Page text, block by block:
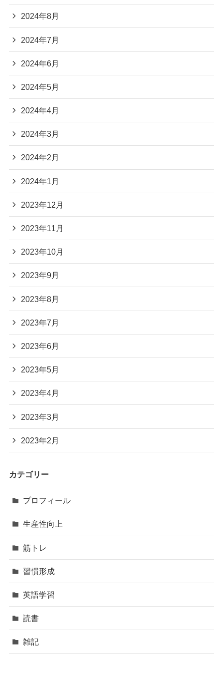
2024年8月
2024年7月
2024年6月
2024年5月
2024年4月
2024年3月
2024年2月
2024年1月
2023年12月
2023年11月
2023年10月
2023年9月
2023年8月
2023年7月
2023年6月
2023年5月
2023年4月
2023年3月
2023年2月
カテゴリー
プロフィール
生産性向上
筋トレ
習慣形成
英語学習
読書
雑記